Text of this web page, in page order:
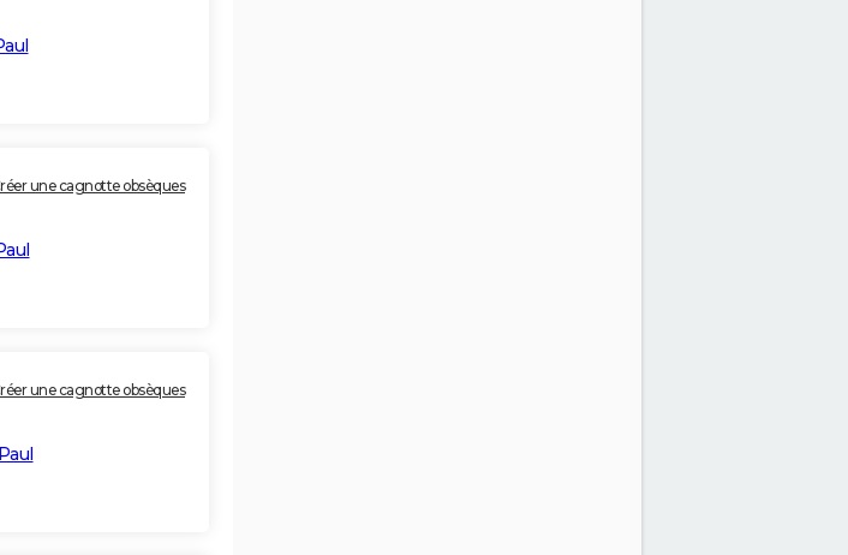
une cagnotte obsèques
une cagnotte obsèques